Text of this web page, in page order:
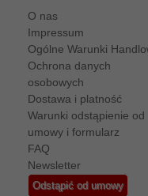
O nas
Impressum
Ogólne Warunki
Ochrona danych
osobowych
Dostawa i platność
Warunki odstąpienie od
umowy i formularz
FAQ
Newsletter
Odstąpić od umowy